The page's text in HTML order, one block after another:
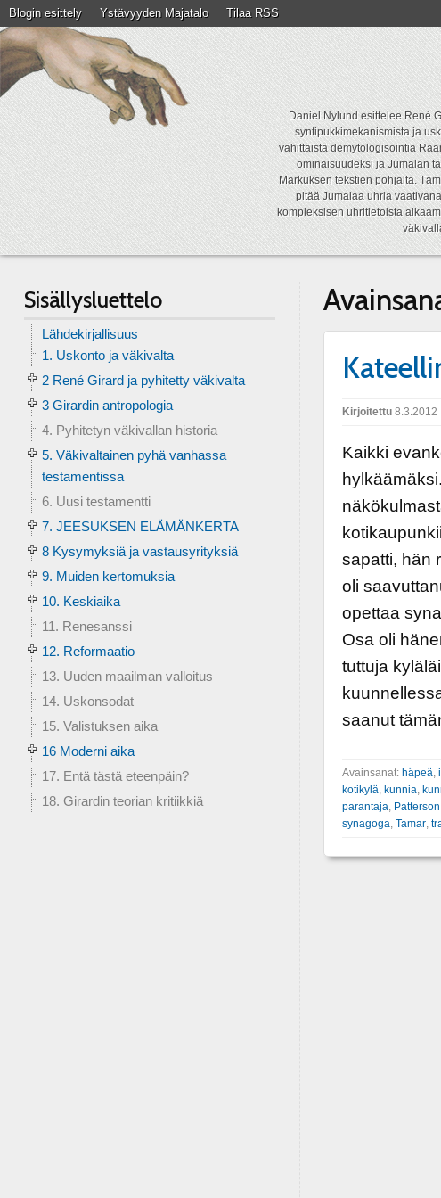
Blogin esittely Ystävyyden Majatalo Tilaa RSS
Daniel Nylund esittelee René
syntipukkimekanismista ja
vähittäistä demytologisointia
ominaisuudeksi ja Jumalan
Markuksen tekstien pohjalta.
pitää Jumalaa uhria
kompleksisen uhritietoista
Kirjoitettu8.3.2012
Kaikki
sapatti, hän
oli
opettaa
Osa oli
tuttuja
saanut
Avainsanat: häpeä
kotikylä kunnia
parantaja
synagoga Tamar,
Sisällysluettelo
Lähdekirjallisuus
1. Uskonto ja väkivalta
2 René Girard ja pyhitetty väkivalta
3 Girardin antropologia
4. Pyhitetyn väkivallan historia
5. Väkivaltainen pyhä vanhassa
testamentissa
6. Uusi testamentti
7. JEESUKSEN ELÄMÄNKERTA
8 Kysymyksiä ja vastausyrityksiä
9. Muiden kertomuksia
10. Keskiaika
11. Renesanssi
12. Reformaatio
13. Uuden maailman valloitus
14. Uskonsodat
15. Valistuksen aika
16 Moderni aika
17. Entä tästä eteenpäin?
18. Girardin teorian kritiikkiä